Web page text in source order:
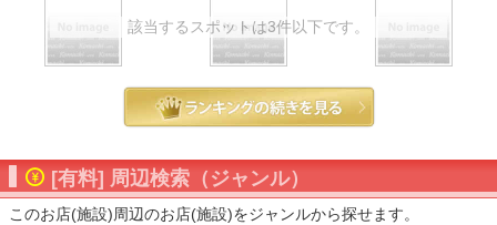
該当するスポットは3件以下です。
[有料] 周辺検索（ジャンル）
このお店(施設)周辺のお店(施設)をジャンルから探せます。